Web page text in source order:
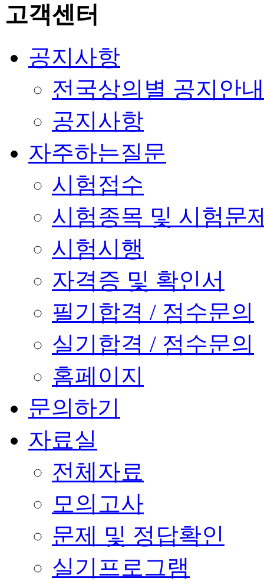
고객센터
공지사항
전국상의별 공지안내
공지사항
자주하는질문
시험접수
시험종목 및 시험문
시험시행
자격증 및 확인서
필기합격 / 점수문의
실기합격 / 점수문의
홈페이지
문의하기
자료실
전체자료
모의고사
문제 및 정답확인
실기프로그램